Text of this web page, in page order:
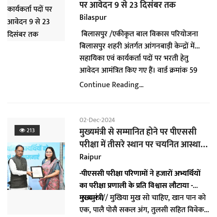
आम्रपाली हाऊसिंग बोर्ड अविनाश मेट्रोपॉलिश
कोहका, ग्रीनवेली खम्हरिया अंतर्गत निर्मित/
निर्माणाधीन आवासों के आबंटन हेतु किरायेदारों
से आवेदन आमंत्रित किये गये है।
समाप्ति पश्चात् अंतिम तिथि 16.12.2024 निर्धारित
की गयी है। निर्धारित तिथि के पश्चात् कोई भी
दावा.आपत्ति मान्य नहीं होगा।
पर आवेदन 9 से 23 दिसंबर तक
Bilaspur
बिलासपुर /एकीकृत बाल विकास परियोजना
बिलासपुर शहरी अंतर्गत आंगनबाड़ी केन्द्रों में
सहायिका एवं कार्यकर्ता पदों पर भरती हेतु
आवेदन आमंत्रित किए गए हैं। वार्ड क्रमांक 59
शहीद मंगल पाण्डे नगर, वार्ड 44 शंकर नगर, वार्ड
वार्ड क्रमांक 50 बैरिस्टर छेदीलाल नगर, वार्ड
क्रमांक 16 विष्णु नगर, वार्ड क्रमाकं 21
गुरूघसीदास नगर, वार्ड क्रमांक 45 शहीद हेमू
कालानी नगर, वार्ड क्रमाकं 46 गणेश नगर, वार्ड
क्रमांक 60 कपिल नगर, वार्ड क्रमांक 69 बिलासा
दाई केंवट नगर एवं वार्ड क्रमांक 70 त्रिपुर सुंदरी
नगर के आंगनबाड़ी केन्द्रों 149, 17, 3, 7, 191,
196, 170, 123, 162, 261 एवं 263 में
Continue Reading...
213
02-Dec-2024
मुख्यमंत्री से सम्मानित होने पर पीएससी
परीक्षा में तीसरे स्थान पर चयनित आस्था
शर्मा ने व्यक्त किया आभार
Raipur
-पीएससी परीक्षा परिणामों ने हजारों अभ्यर्थियों
का परीक्षा प्रणाली के प्रति विश्वास लौटाया -
मुख्यमंत्री
रायपुर // मुखिया मुख सो चाहिए, खान पान को
एक, पालै पोसै सकल अंग, तुलसी सहित विवेक।